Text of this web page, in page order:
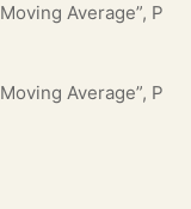
Average”, P
Average”, P